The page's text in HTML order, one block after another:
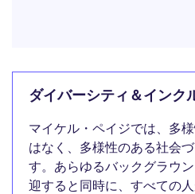
ダイバーシティ＆インク
マイケル・ペイジでは、多
はなく、多様性のある社会
す。あらゆるバックグラウ
迎すると同時に、すべての